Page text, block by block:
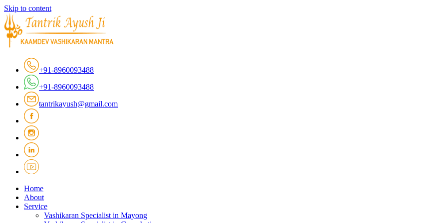
Skip to content
+91-8960093488
+91-8960093488
tantrikayush@gmail.com
Home
About
Service
Vashikaran Specialist in Mayong